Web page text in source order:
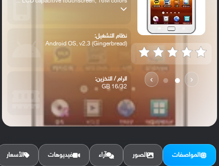
‹
›
نظام التشغيل:
Android OS, v2.3 (Gingerbread)
الرام / التخزين:
16/32 GB
الكاميرا الأساسية:
المواصفات الصور آراء فيديوهات الأسعار